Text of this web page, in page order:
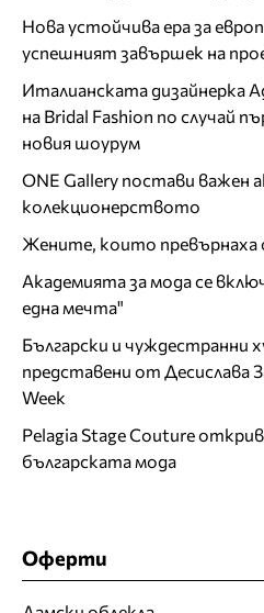
Нова устойчива ера за
успешният завършек на
Италианската дизайнерка
на Bridal Fashion по случай
новия шоурум
ONE Gallery постави важен
колекционерството
Жените, които превърнаха
Академията за мода се
една мечта"
Български и чуждестранни
представени от Десислава
Week
Pelagia Stage Couture
българската мода
Оферти